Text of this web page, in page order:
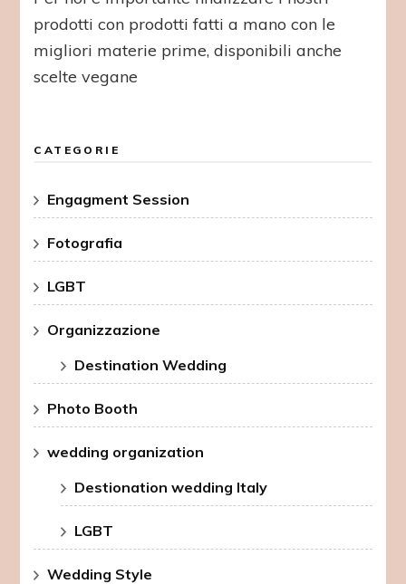
prodotti con prodotti fatti a mano con le
migliori materie prime, disponibili anche
scelte vegane
CATEGORIE
Engagment Session
Fotografia
LGBT
Organizzazione
Destination Wedding
Photo Booth
wedding organization
Destionation wedding Italy
LGBT
Wedding Style